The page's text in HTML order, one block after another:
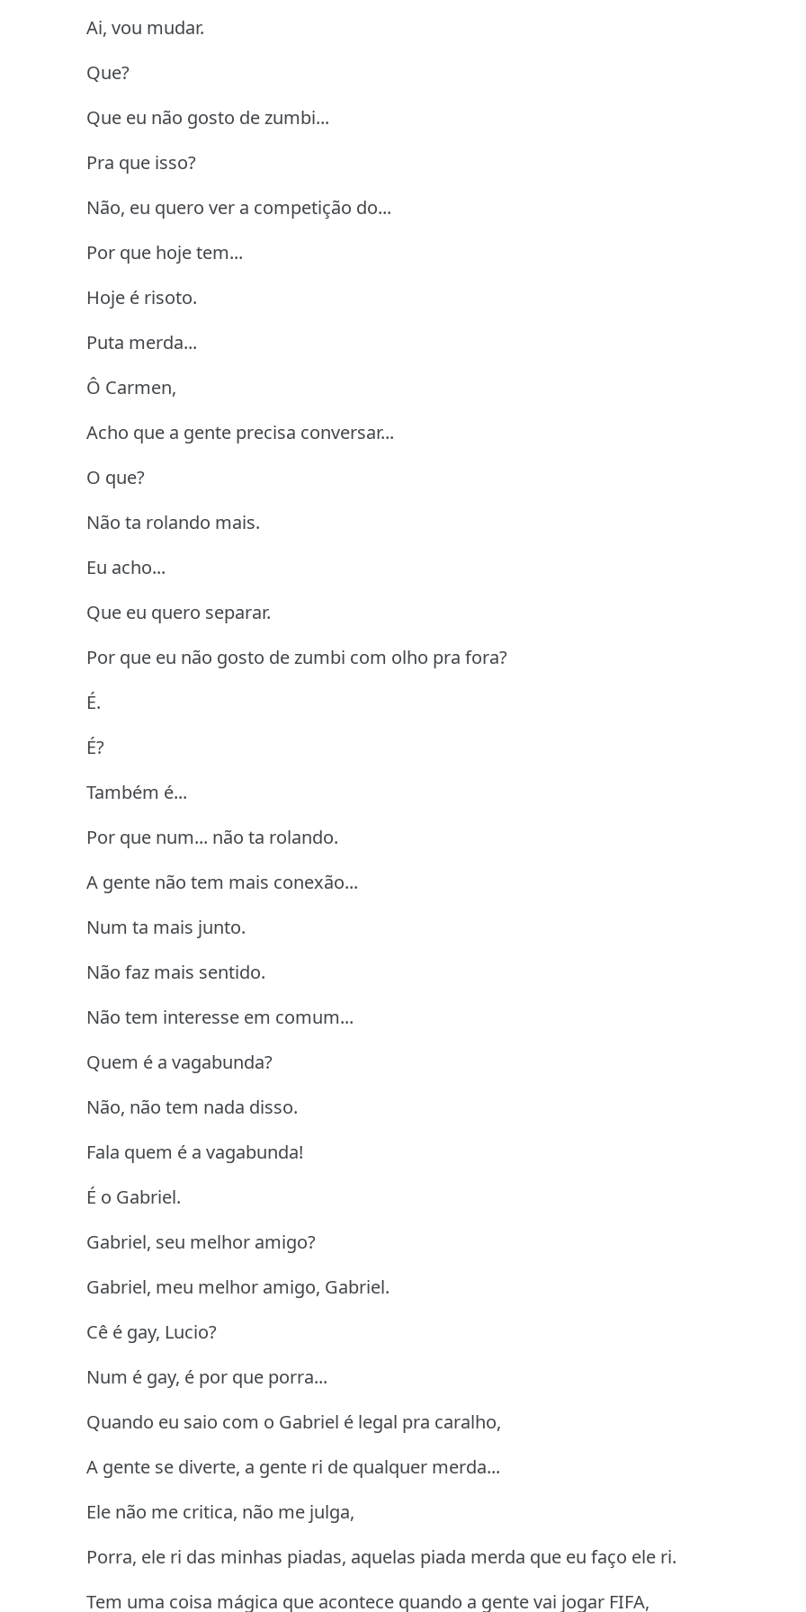
Ai, vou mudar.
Que?
Que eu não gosto de zumbi...
Pra que isso?
Não, eu quero ver a competição do...
Por que hoje tem...
Hoje é risoto.
Puta merda...
Ô Carmen,
Acho que a gente precisa conversar...
O que?
Não ta rolando mais.
Eu acho...
Que eu quero separar.
Por que eu não gosto de zumbi com olho pra fora?
É.
É?
Também é...
Por que num... não ta rolando.
A gente não tem mais conexão...
Num ta mais junto.
Não faz mais sentido.
Não tem interesse em comum...
Quem é a vagabunda?
Não, não tem nada disso.
Fala quem é a vagabunda!
É o Gabriel.
Gabriel, seu melhor amigo?
Gabriel, meu melhor amigo, Gabriel.
Cê é gay, Lucio?
Num é gay, é por que porra...
Quando eu saio com o Gabriel é legal pra caralho,
A gente se diverte, a gente ri de qualquer merda...
Ele não me critica, não me julga,
Porra, ele ri das minhas piadas, aquelas piada merda que eu faço ele ri.
Tem uma coisa mágica que acontece quando a gente vai jogar FIFA,